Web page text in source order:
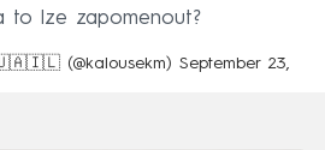
to lze zapomenout?
(@kalousekm) September 23,